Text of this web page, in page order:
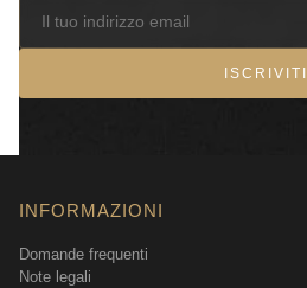
ISCRIVITI
INFORMAZIONI
Domande frequenti
Note legali